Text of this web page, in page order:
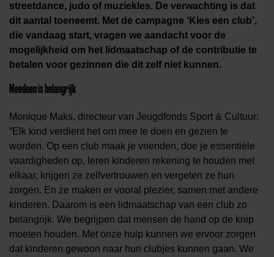
streetdance, judo of muziekles. De verwachting is dat
dit aantal toeneemt. Met de campagne ‘Kies een club’,
die vandaag start, vragen we aandacht voor de
mogelijkheid om het lidmaatschap of de contributie te
betalen voor gezinnen die dit zelf niet kunnen.
Meedoen is belangrijk
Monique Maks, directeur van Jeugdfonds Sport & Cultuur:
“Elk kind verdient het om mee te doen en gezien te
worden. Op een club maak je vrienden, doe je essentiële
vaardigheden op, leren kinderen rekening te houden met
elkaar, krijgen ze zelfvertrouwen en vergeten ze hun
zorgen. En ze maken er vooral plezier, samen met andere
kinderen. Daarom is een lidmaatschap van een club zo
belangrijk. We begrijpen dat mensen de hand op de knip
moeten houden. Met onze hulp kunnen we ervoor zorgen
dat kinderen gewoon naar hun clubjes kunnen gaan. We